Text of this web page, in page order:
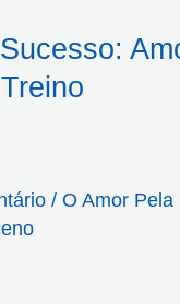
/ O Amor Pela